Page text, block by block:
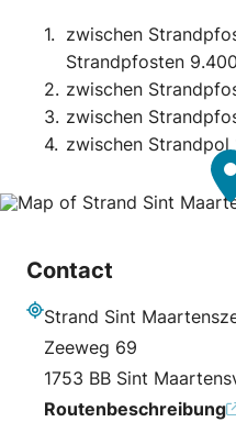
zwischen
Strandpfosten
zwischen
zwischen
zwischen
Contact
Strand Sint
Zeeweg 69
1753 BB Sint
Routenbeschreibung